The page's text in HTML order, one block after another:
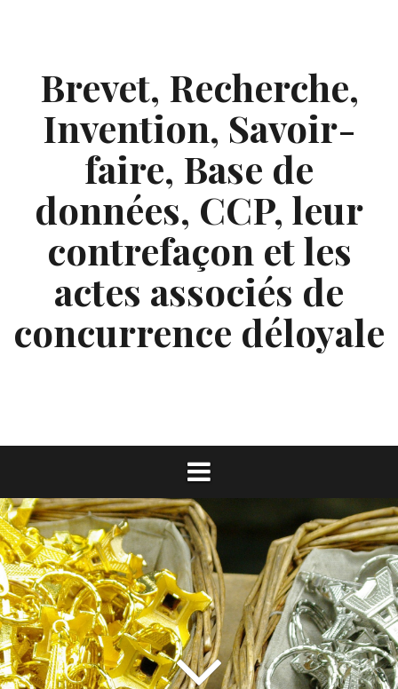
Brevet, Recherche,
Invention, Savoir-
faire, Base de
données, CCP, leur
contrefaçon et les
actes associés de
concurrence déloyale